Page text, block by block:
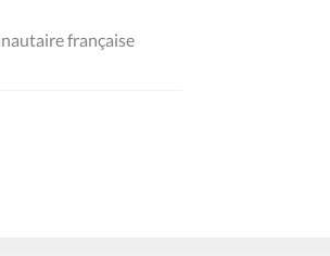
française